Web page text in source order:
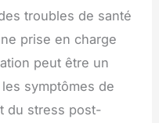
troubles de santé
prise en charge
peut être un
symptômes de
du stress post-